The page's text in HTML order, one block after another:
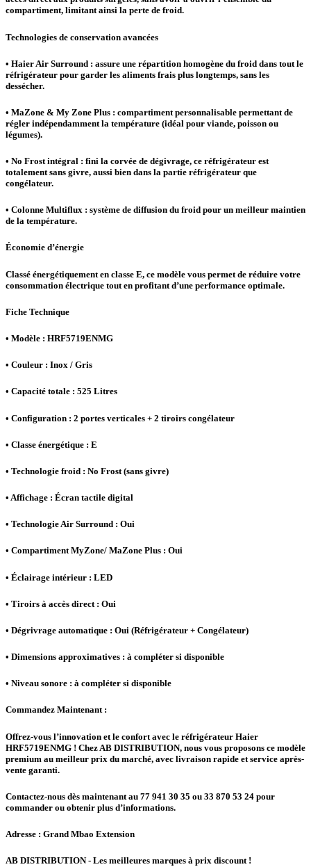
compartiment, limitant ainsi la perte de froid.
Technologies de conservation avancées
• Haier Air Surround : assure une répartition homogène du froid dans tout le
réfrigérateur pour garder les aliments frais plus longtemps, sans les
dessécher.
• MaZone & My Zone Plus : compartiment personnalisable permettant de
régler indépendamment la température (idéal pour viande, poisson ou
légumes).
• No Frost intégral : fini la corvée de dégivrage, ce réfrigérateur est
totalement sans givre, aussi bien dans la partie réfrigérateur que
congélateur.
• Colonne Multiflux : système de diffusion du froid pour un meilleur maintien
de la température.
Économie d’énergie
Classé énergétiquement en classe E, ce modèle vous permet de réduire votre
consommation électrique tout en profitant d’une performance optimale.
Fiche Technique
• Modèle : HRF5719ENMG
• Couleur : Inox / Gris
• Capacité totale : 525 Litres
• Configuration : 2 portes verticales + 2 tiroirs congélateur
• Classe énergétique : E
• Technologie froid : No Frost (sans givre)
• Affichage : Écran tactile digital
• Technologie Air Surround : Oui
• Compartiment MyZone/ MaZone Plus : Oui
• Éclairage intérieur : LED
• Tiroirs à accès direct : Oui
• Dégrivrage automatique : Oui (Réfrigérateur + Congélateur)
• Dimensions approximatives : à compléter si disponible
• Niveau sonore : à compléter si disponible
Commandez Maintenant :
Offrez-vous l’innovation et le confort avec le réfrigérateur Haier
HRF5719ENMG ! Chez AB DISTRIBUTION, nous vous proposons ce modèle
premium au meilleur prix du marché, avec livraison rapide et service après-
vente garanti.
Contactez-nous dès maintenant au 77 941 30 35 ou 33 870 53 24 pour
commander ou obtenir plus d’informations.
Adresse : Grand Mbao Extension
AB DISTRIBUTION - Les meilleures marques à prix discount !